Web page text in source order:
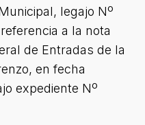
legajo Nº
a la nota
de Entradas de la
en fecha
expediente Nº